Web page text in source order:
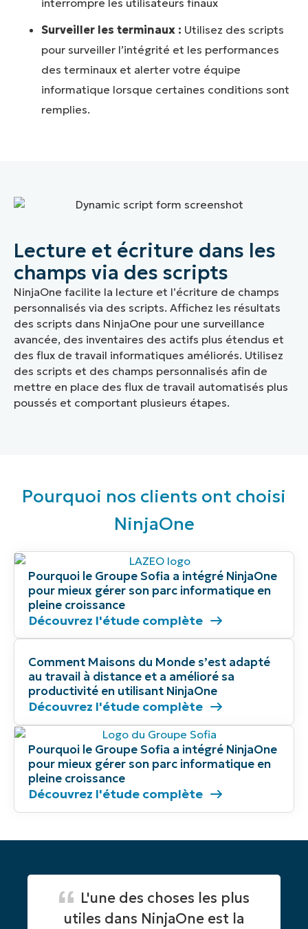
interrompre les utilisateurs finaux
Surveiller les terminaux : Utilisez des scripts
pour surveiller l’intégrité et les performances
des terminaux et alerter votre équipe
informatique lorsque certaines conditions sont
remplies.
Lecture et écriture dans les
champs via des scripts
NinjaOne facilite la lecture et l’écriture de champs
personnalisés via des scripts. Affichez les résultats
des scripts dans NinjaOne pour une surveillance
avancée, des inventaires des actifs plus étendus et
des flux de travail informatiques améliorés. Utilisez
des scripts et des champs personnalisés afin de
mettre en place des flux de travail automatisés plus
poussés et comportant plusieurs étapes.
Pourquoi nos clients ont choisi
NinjaOne​
Pourquoi le Groupe Sofia a intégré NinjaOne
pour mieux gérer son parc informatique en
pleine croissance
Découvrez l'étude complète
Comment Maisons du Monde s’est adapté
au travail à distance et a amélioré sa
productivité en utilisant NinjaOne
Découvrez l'étude complète
Pourquoi le Groupe Sofia a intégré NinjaOne
pour mieux gérer son parc informatique en
pleine croissance
Découvrez l'étude complète
L'une des choses les plus
utiles dans NinjaOne est la